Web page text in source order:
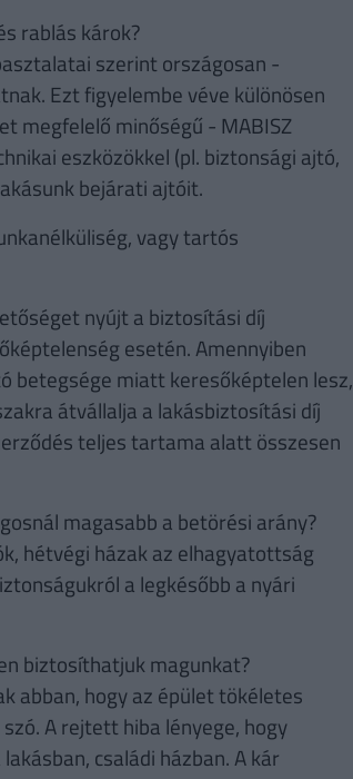
rablás károk?
szerint országosan -
Ezt figyelembe véve különösen
megfelelő minőségű - MABISZ
eszközökkel (pl. biztonsági ajtó,
bejárati ajtóit.
vagy tartós
nyújt a biztosítási díj
esetén. Amennyiben
betegsége miatt keresőképtelen lesz,
átvállalja a lakásbiztosítási díj
teljes tartama alatt összesen
magasabb a betörési arány?
hétvégi házak az elhagyatottság
a legkésőbb a nyári
biztosíthatjuk magunkat?
abban, hogy az épület tökéletes
A rejtett hiba lényege, hogy
családi házban. A kár